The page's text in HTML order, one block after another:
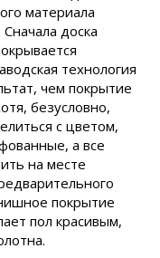
материала
доска
технология
чем покрытие
безусловно,
с цветом,
а все
на месте
покрытие
пол красивым,